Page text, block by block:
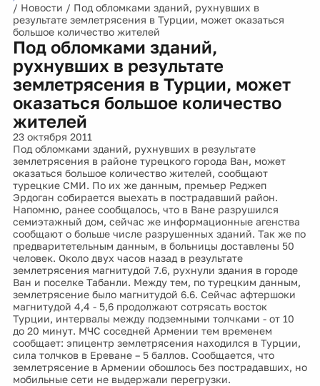
/ Новости / Под обломками зданий, рухнувших в
результате землетрясения в Турции, может оказаться
большое количество жителей
Под обломками зданий,
рухнувших в результате
землетрясения в Турции, может
оказаться большое количество
жителей
23 октября 2011
Под обломками зданий, рухнувших в результате
землетрясения в районе турецкого города Ван, может
оказаться большое количество жителей, сообщают
турецкие СМИ. По их же данным, премьер Реджеп
Эрдоган собирается выехать в пострадавший район.
Напомню, ранее сообщалось, что в Ване разрушился
семиэтажный дом, сейчас же информационные агенства
сообщают о больше числе разрушенных зданий. Так же по
предваритетельным данным, в больницы доставлены 50
человек. Около двух часов назад в результате
землетрясения магнитудой 7.6, рухнули здания в городе
Ван и поселке Табанли. Между тем, по турецким данным,
землетрясение было магнитудой 6.6. Сейчас афтершоки
магнитудой 4,4 - 5,6 продолжают сотрясать восток
Турции, интервалы между подземными толчками - от 10
до 20 минут. МЧС соседней Армении тем временем
сообщает: эпицентр землетрясения находился в Турции,
сила толчков в Ереване – 5 баллов. Сообщается, что
землетрясение в Армении обошлось без пострадавших, но
мобильные сети не выдержали перегрузки.